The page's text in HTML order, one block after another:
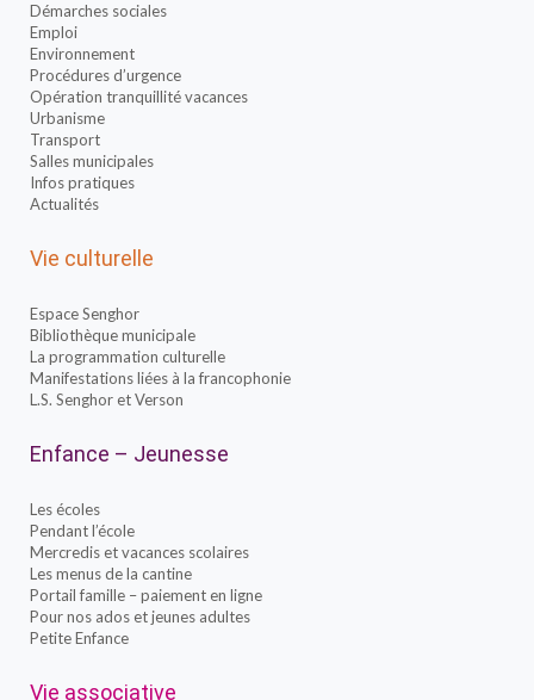
Démarches sociales
Emploi
Environnement
Procédures d’urgence
Opération tranquillité vacances
Urbanisme
Transport
Salles municipales
Infos pratiques
Actualités
Vie culturelle
Espace Senghor
Bibliothèque municipale
La programmation culturelle
Manifestations liées à la francophonie
L.S. Senghor et Verson
Enfance – Jeunesse
Les écoles
Pendant l’école
Mercredis et vacances scolaires
Les menus de la cantine
Portail famille – paiement en ligne
Pour nos ados et jeunes adultes
Petite Enfance
Vie associative